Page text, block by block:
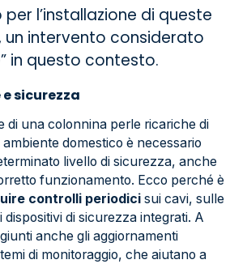
l’installazione di queste
un intervento considerato
in questo contesto.
sicurezza
di una colonnina perle ricariche di
domestico è necessario
livello di sicurezza, anche
funzionamento. Ecco perché è
controlli periodicisui cavi, sulle
dispositivi di sicurezza integrati. A
anche gli aggiornamenti
di monitoraggio, che aiutano a